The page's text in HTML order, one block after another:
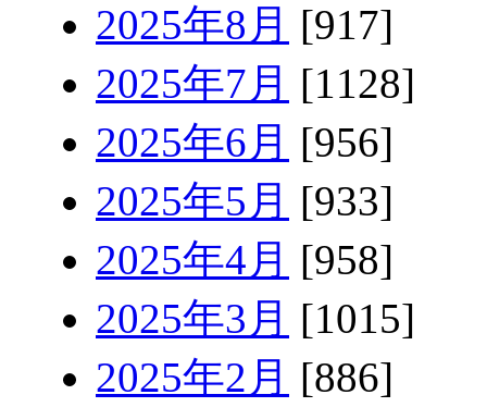
2025年8月 [917]
2025年7月 [1128]
2025年6月 [956]
2025年5月 [933]
2025年4月 [958]
2025年3月 [1015]
2025年2月 [886]